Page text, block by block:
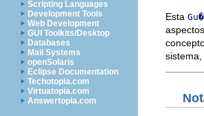
Scripting Languages
Development Tools
Web Development
GUI Toolkits/Desktop
Databases
Mail Systems
openSolaris
Eclipse Documentation
Techotopia.com
Virtuatopia.com
Answertopia.com
Esta